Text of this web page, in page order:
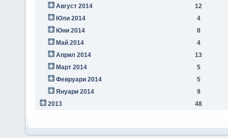
Август 2014
12
Юли 2014
4
Юни 2014
8
Май 2014
4
Април 2014
13
Март 2014
5
Февруари 2014
5
Януари 2014
9
2013
48